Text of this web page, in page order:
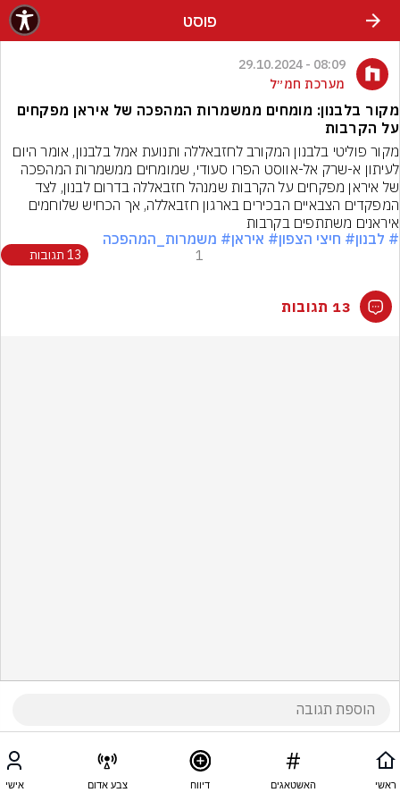
פוסט
08:09 - 29.10.2024
מערכת חמ״ל
מקור בלבנון: מומחים ממשמרות המהפכה של איראן מפקחים
על הקרבות
איראנים משתתפים בקרבות
# לבנון# חיצי הצפון# איראן# משמרות_המהפכה
1 13 תגובות
13 תגובות
ראשי האשטאגים דיווח צבע אדום אישי